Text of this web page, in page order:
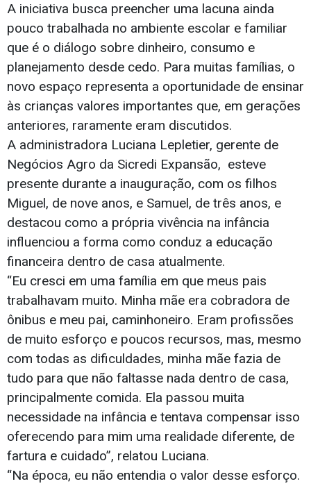
A iniciativa busca preencher uma lacuna ainda
pouco trabalhada no ambiente escolar e familiar
que é o diálogo sobre dinheiro, consumo e
planejamento desde cedo. Para muitas famílias, o
novo espaço representa a oportunidade de ensinar
às crianças valores importantes que, em gerações
anteriores, raramente eram discutidos.
A administradora Luciana Lepletier, gerente de
Negócios Agro da Sicredi Expansão, esteve
presente durante a inauguração, com os filhos
Miguel, de nove anos, e Samuel, de três anos, e
destacou como a própria vivência na infância
influenciou a forma como conduz a educação
financeira dentro de casa atualmente.
“Eu cresci em uma família em que meus pais
trabalhavam muito. Minha mãe era cobradora de
ônibus e meu pai, caminhoneiro. Eram profissões
de muito esforço e poucos recursos, mas, mesmo
com todas as dificuldades, minha mãe fazia de
tudo para que não faltasse nada dentro de casa,
principalmente comida. Ela passou muita
necessidade na infância e tentava compensar isso
oferecendo para mim uma realidade diferente, de
fartura e cuidado”, relatou Luciana.
“Na época, eu não entendia o valor desse esforço.